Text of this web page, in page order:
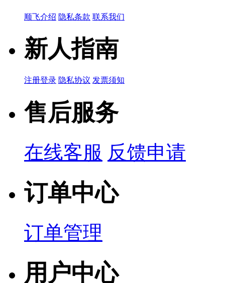
顺飞介绍 隐私条款 联系我们
新人指南
注册登录 隐私协议 发票须知
售后服务
在线客服 反馈申请
订单中心
订单管理
用户中心